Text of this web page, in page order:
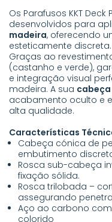
Os Parafusos KKT
desenvolvidos para
madeira, oferecendo
esteticamente discreta.
Graças ao
(castanho e verde),
e integração visual
madeira. A sua
acabamento oculto e
alta qualidade.
Características
Cabeça cónica de
embutimento
Rosca sub-cabeça
fixação sólida.
Rosca trilobada –
assegurando
Aço ao carbono
colorido